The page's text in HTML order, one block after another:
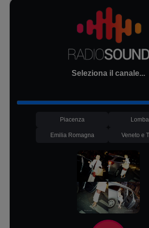
Seleziona il canale...
Piacenza
Emilia Romagna Veneto e